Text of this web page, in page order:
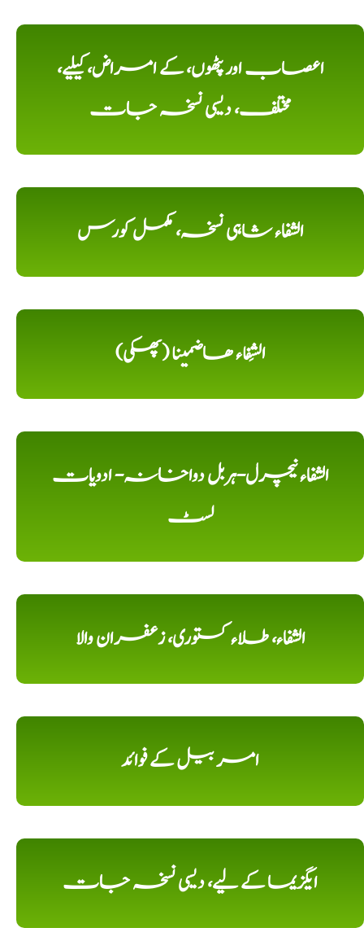
اعصاب اور پٹھوں، کے امراض، کیلیے،
مختلف، دیسی نسخہ جات
الشفاء شاہی نسخہ، مکمل کورس
الشِفاء ھاضمینا (پھکی)
الشفاء نیچرل-ہربل دواخانہ- ادویات
لسٹ
الشفاء، طلاء کستوری، زعفران والا
امر بیل کے فوائد
ایگزیما کے لیے، دیسی نسخہ جات